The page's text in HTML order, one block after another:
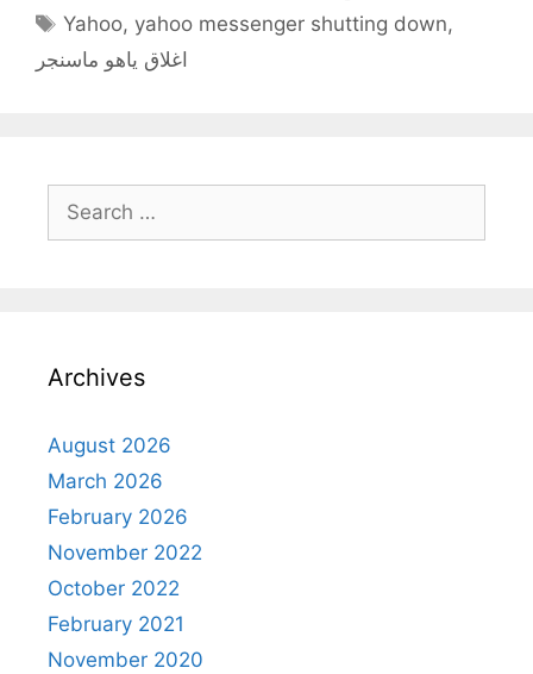
Tags
Yahoo, yahoo messenger shutting down,
اغلاق ياهو ماسنجر
for:
Archives
August 2026
March 2026
February 2026
November 2022
October 2022
February 2021
November 2020